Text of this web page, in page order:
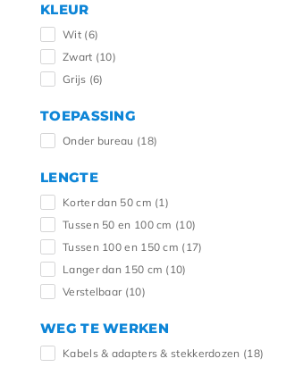
KLEUR
Wit (6)
Zwart (10)
Grijs (6)
TOEPASSING
Onder bureau (18)
LENGTE
Korter dan 50 cm (1)
Tussen 50 en 100 cm (10)
Tussen 100 en 150 cm (17)
Langer dan 150 cm (10)
Verstelbaar (10)
WEG TE WERKEN
Kabels & adapters & stekkerdozen (18)